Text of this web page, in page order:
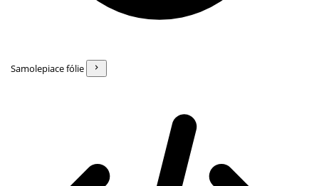
Samolepiace fólie